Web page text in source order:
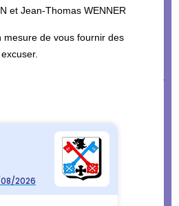
et Jean-Thomas WENNER
mesure de vous fournir des